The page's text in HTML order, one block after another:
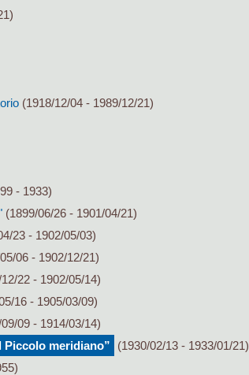
(1918/12/04 - 1989/12/21)
- 1933)
(1899/06/26 - 1901/04/21)
23 - 1902/05/03)
06 - 1902/12/21)
22 - 1902/05/14)
16 - 1905/03/09)
09 - 1914/03/14)
Piccolo meridiano”
(1930/02/13 - 1933/01/21)